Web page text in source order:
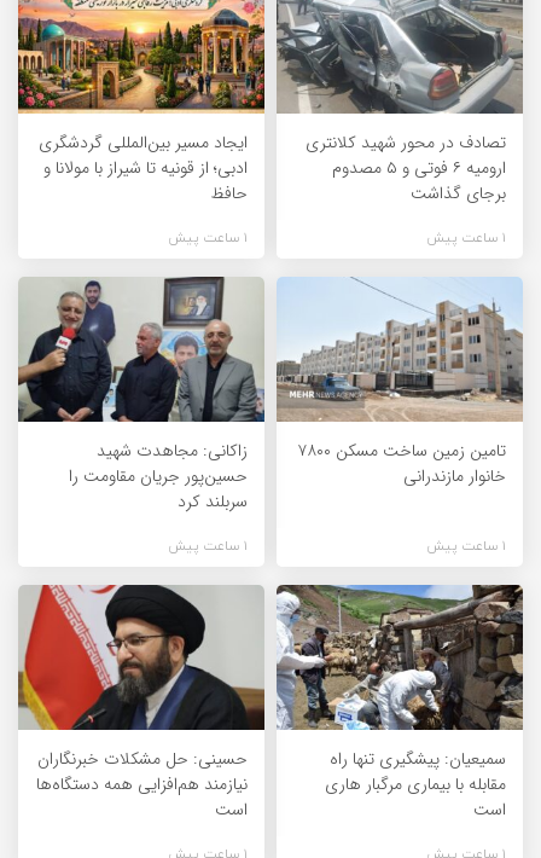
تصادف در محور شهید کلانتری
ارومیه ۶ فوتی و ۵ مصدوم
برجای گذاشت
1 ساعت پیش
ایجاد مسیر بین‌المللی گردشگری
ادبی؛ از قونیه تا شیراز با مولانا و
حافظ
1 ساعت پیش
تامین زمین ساخت مسکن ۷۸۰۰
خانوار مازندرانی
1 ساعت پیش
زاکانی: مجاهدت شهید
حسین‌پور جریان مقاومت را
سربلند کرد
1 ساعت پیش
سمیعیان: پیشگیری تنها راه
مقابله با بیماری مرگبار هاری
است
حسینی: حل مشکلات خبرنگاران
نیازمند هم‌افزایی همه دستگاه‌ها
است